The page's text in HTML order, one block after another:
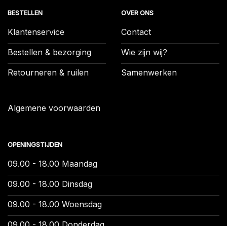
BESTELLEN
Klantenservice
Bestellen & bezorging
Retourneren & ruilen
Algemene voorwaarden
OVER ONS
Contact
Wie zijn wij?
Samenwerken
OPENINGSTIJDEN
09.00 - 18.00 Maandag
09.00 - 18.00 Dinsdag
09.00 - 18.00 Woensdag